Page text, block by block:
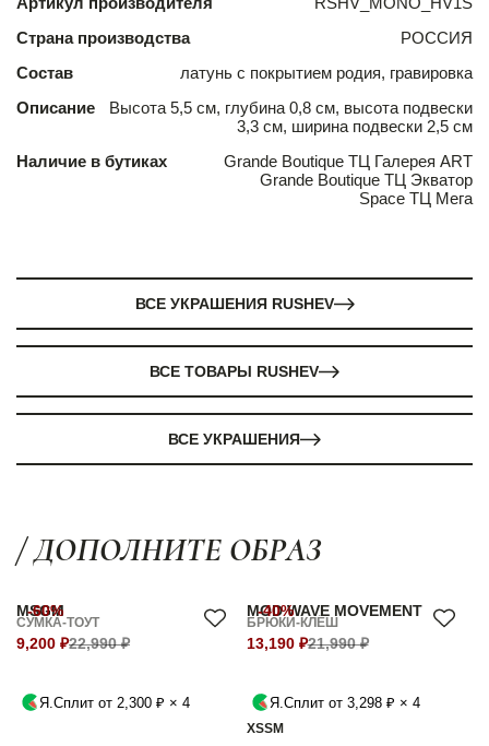
Страна производства
РОССИЯ
Состав
латунь с покрытием родия, гравировка
Описание
Высота 5,5 см, глубина 0,8 см, высота подвески
3,3 см, ширина подвески 2,5 см
Наличие в бутиках
Grande Boutique ТЦ Галерея ART
Grande Boutique ТЦ Экватор
Space ТЦ Мега
ВСЕ УКРАШЕНИЯ RUSHEV
ВСЕ ТОВАРЫ RUSHEV
ВСЕ УКРАШЕНИЯ
/ ДОПОЛНИТЕ ОБРАЗ
-60%
MSGM
СУМКА-ТОУТ
9,200 ₽22,990 ₽
Я.Сплит от 2,300 ₽ × 4
-40%
MOD WAVE MOVEMENT
БРЮКИ-КЛЁШ
13,190 ₽21,990 ₽
Я.Сплит от 3,298 ₽ × 4
XSSM